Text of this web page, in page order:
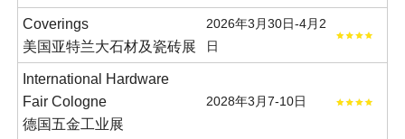
Coverings
美国亚特兰大石材及瓷砖展
2026年3月30日-4月2
日
International Hardware
Fair Cologne
德国五金工业展
2028年3月7-10日